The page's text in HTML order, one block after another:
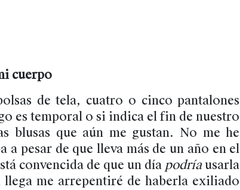
cuerpo
de tela, cuatro o cinco pantalones
es temporal o si indica el fin de nuestro
blusas que aún me gustan. No me he
a pesar de que lleva más de un año en el
convencida de que un día podríausarla
llega me arrepentiré de haberla exiliado